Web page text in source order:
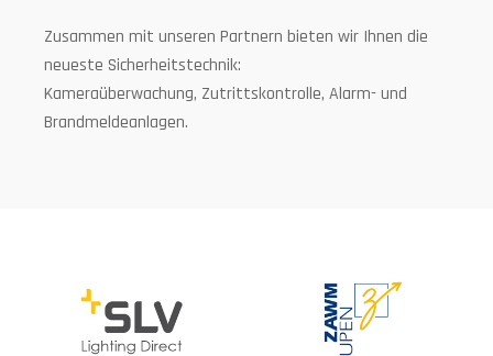
Zusammen mit unseren Partnern bieten wir Ihnen die
neueste Sicherheitstechnik:
Kameraüberwachung, Zutrittskontrolle, Alarm- und
Brandmeldeanlagen.
Planen Sie den Verkauf Ihres Hauses oder Ihrer
Wohnung? Dann benötigen Sie ein
Konformitätszertifikat. Wir beraten und machen Ihre
Elektroinstallationen gesetzeskonform.